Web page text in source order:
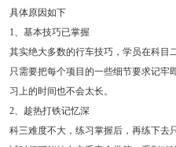
具体原因如下
1、基本技巧已掌握
其实绝大多数的行车技巧，学员在科目
只需要把每个项目的一些细节要求记牢
习上的时间也不会太长。
2、趁热打铁记忆深
科三难度不大，练习掌握后，再练下去